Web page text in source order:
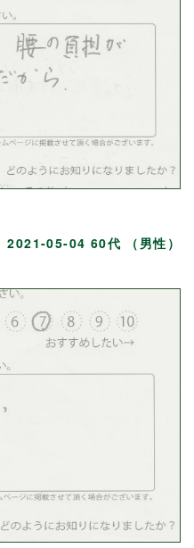
2021-05-04 60代 （男性）